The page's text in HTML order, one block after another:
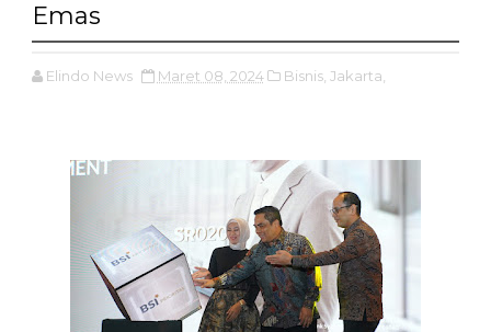
Emas
Elindo News Maret 08, 2024 Bisnis, Jakarta,